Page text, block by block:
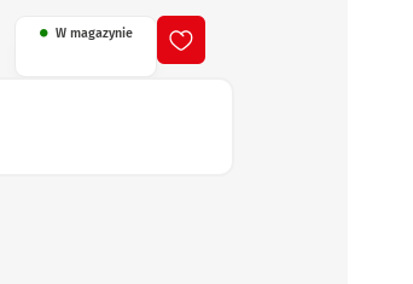
W magazynie